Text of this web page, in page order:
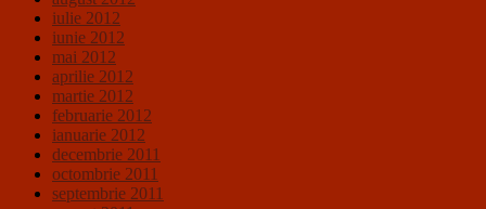
iulie 2012
iunie 2012
mai 2012
aprilie 2012
martie 2012
februarie 2012
ianuarie 2012
decembrie 2011
octombrie 2011
septembrie 2011